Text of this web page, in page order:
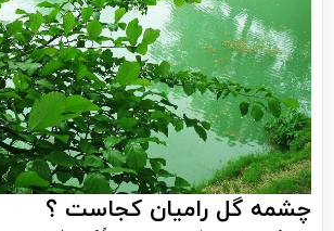
چشمه گل رامیان کجاست ؟